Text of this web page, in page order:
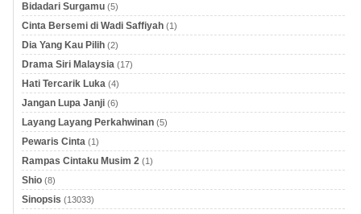
Bidadari Surgamu (5)
Cinta Bersemi di Wadi Saffiyah (1)
Dia Yang Kau Pilih (2)
Drama Siri Malaysia (17)
Hati Tercarik Luka (4)
Jangan Lupa Janji (6)
Layang Layang Perkahwinan (5)
Pewaris Cinta (1)
Rampas Cintaku Musim 2 (1)
Shio (8)
Sinopsis (13033)